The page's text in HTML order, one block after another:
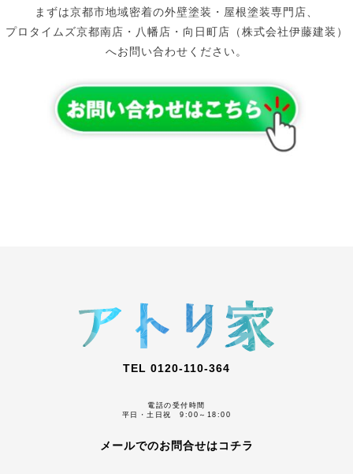
まずは京都市地域密着の外壁塗装・屋根塗装専門店、
プロタイムズ京都南店・八幡店・向日町店（株式会社伊藤建装）
へお問い合わせください。
TEL 0120-110-364
電話の受付時間
平日・土日祝 9:00～18:00
メールでのお問合せはコチラ